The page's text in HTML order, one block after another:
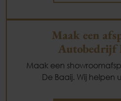
Maak een
Autobedrijf
Maak een
De Baaij. Wij helpen